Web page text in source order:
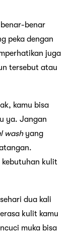
benar
peka dengan
juga
tersebut atau
kamu bisa
ya. Jangan
washyang
kebutuhan kulit
dua kali
kulit kamu
muka bisa